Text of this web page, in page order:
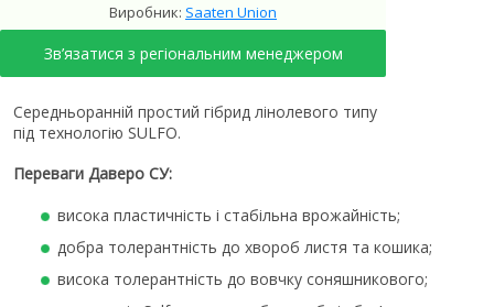
Виробник: Saaten Union
Зв’язатися з регіональним менеджером
Середньоранній простий гібрид лінолевого типу
під технологію SULFO.
Переваги Даверо СУ:
висока пластичність і стабільна врожайність;
добра толерантність до хвороб листя та кошика;
висока толерантність до вовчку соняшникового;